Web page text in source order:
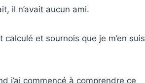
il n’avait aucun ami.
et sournois que je m’en suis
j’ai commencé à comprendre ce